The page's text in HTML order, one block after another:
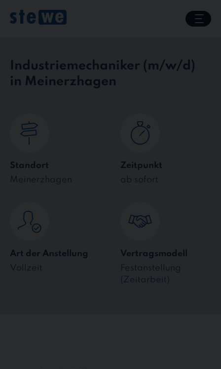
content
Industriemechaniker
in Meinerzhagen
Standort
Meinerzhagen
Zeitpunkt
ab sofort
Art der Anstellung
Vollzeit
Vertragsmodell
Festanstellung
(Zeitarbeit)